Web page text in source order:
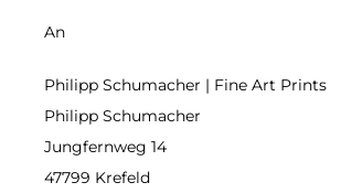
An
Philipp Schumacher | Fine Art Prints
Philipp Schumacher
Jungfernweg 14
47799 Krefeld